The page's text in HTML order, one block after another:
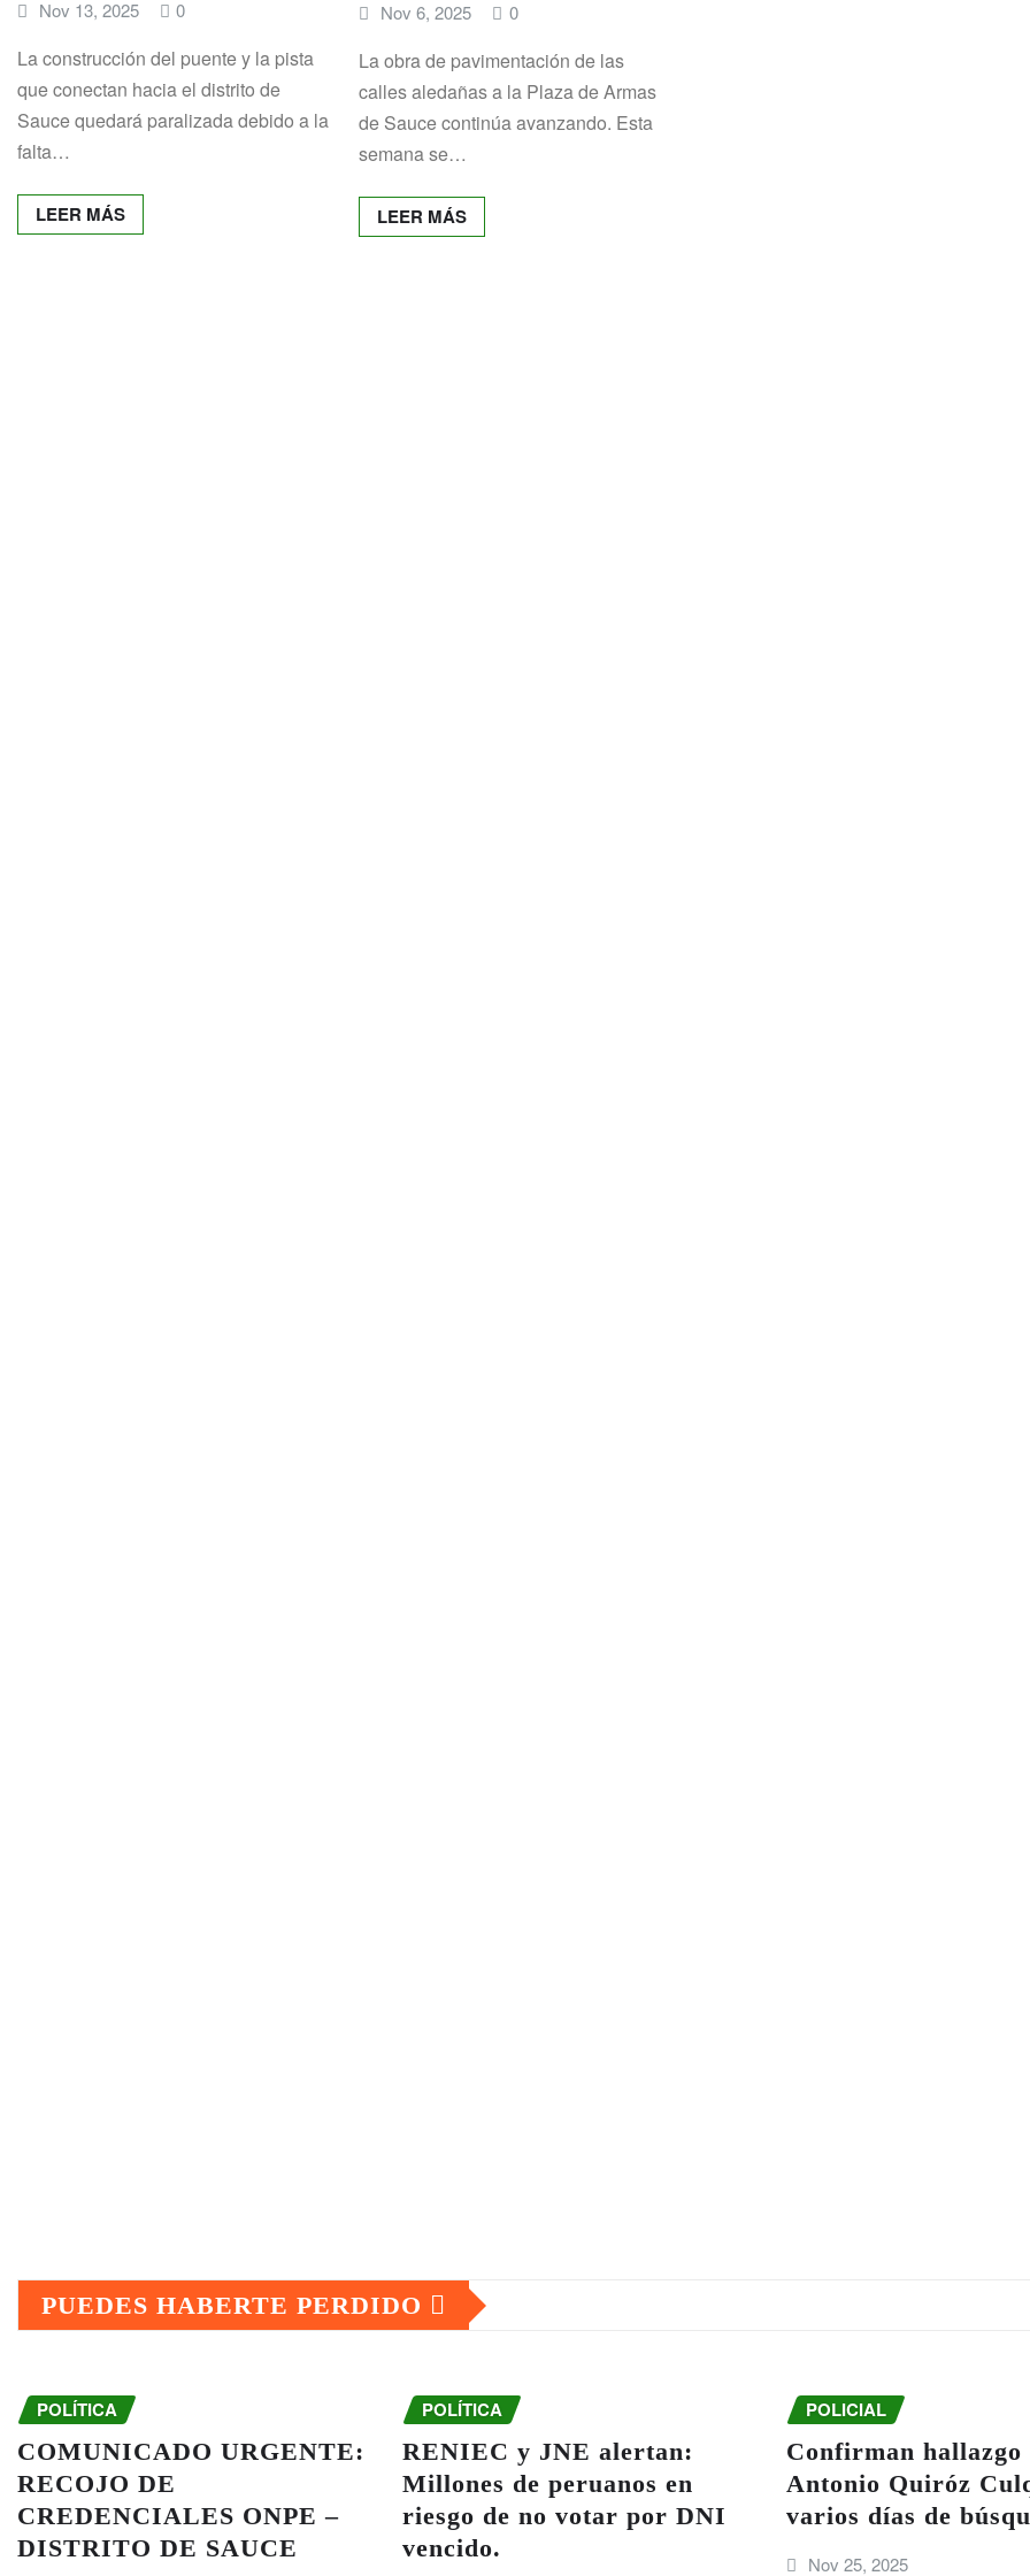
Nov 13, 2025 0
La construcción del puente y la pista
que conectan hacia el distrito de
Sauce quedará paralizada debido a la
falta…
LEER MÁS
Nov 6, 2025 0
La obra de pavimentación de las
calles aledañas a la Plaza de Armas
de Sauce continúa avanzando. Esta
semana se…
LEER MÁS
PUEDES HABERTE PERDIDO
POLÍTICA
COMUNICADO URGENTE:
RECOJO DE
CREDENCIALES ONPE –
DISTRITO DE SAUCE
POLÍTICA
RENIEC y JNE alertan:
Millones de peruanos en
riesgo de no votar por DNI
vencido.
POLICIAL
Confirman hallazgo
Antonio Quiróz
varios días de
Nov 25, 2025